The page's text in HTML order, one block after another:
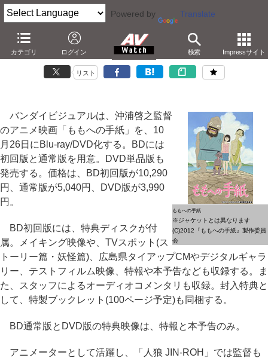
Powered by Translate
カテゴリ ログイン 検索 Impressサイト
「人狼」沖浦監督の新作「ももへの手紙」が10月BD化
－父を亡くした少女と奇妙な妖怪の物語
リスト
ももへの手紙
※ジャケットとは異なります
(C)2012『ももへの手紙』製作委員
会
バンダイビジュアルは、沖浦啓之監督
のアニメ映画「ももへの手紙」を、10
月26日にBlu-ray/DVD化する。BDには
初回版と通常版を用意。DVD単品版も
発売する。価格は、BD初回版が10,290
円、通常版が5,040円、DVD版が3,990
円。
BD初回版には、特典ディスクが付
属。メイキング映像や、TVスポット(ス
トーリー篇・妖怪篇)、広島県タイアップCMやデジタルギャラ
リー、テストフィルム映像、特報や本予告なども収録する。ま
た、スタッフによるオーディオコメンタリも収録。封入特典と
して、特製ブックレット(100ページ予定)も同梱する。
BD通常版とDVD版の特典映像は、特報と本予告のみ。
アニメーターとして活躍し、「人狼 JIN-ROH」では監督も